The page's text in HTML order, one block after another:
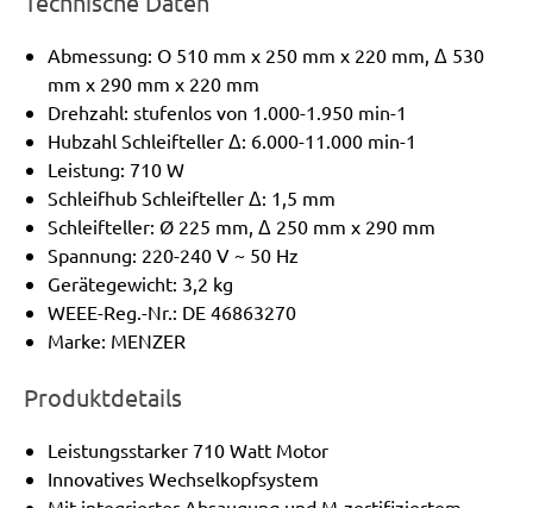
Abmessung: O 510 mm x 250 mm x 220 mm, Δ 530
mm x 290 mm x 220 mm
Drehzahl: stufenlos von 1.000-1.950 min-1
Hubzahl Schleifteller Δ: 6.000-11.000 min-1
Leistung: 710 W
Schleifhub Schleifteller Δ: 1,5 mm
Schleifteller: Ø 225 mm, Δ 250 mm x 290 mm
Spannung: 220-240 V ~ 50 Hz
Gerätegewicht: 3,2 kg
WEEE-Reg.-Nr.: DE 46863270
Marke: MENZER
Produktdetails
Leistungsstarker 710 Watt Motor
Innovatives Wechselkopfsystem